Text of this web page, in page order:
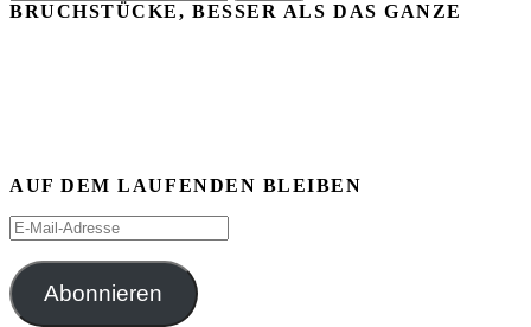
nach:
BRUCHSTÜCKE, BESSER ALS DAS GANZE
AUF DEM LAUFENDEN BLEIBEN
E-
Adresse
Abonnieren